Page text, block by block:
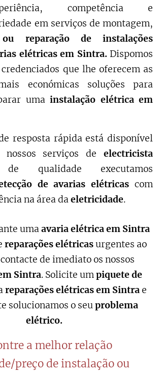
competência e
em serviços de montagem,
ou reparação de instalações
elétricas em Sintra. Dispomos
credenciados que lhe oferecem as
económicas soluções para
uma instalação elétrica em
resposta rápida está disponível
nossos serviços de electricista
qualidade executamos
de avarias elétricas com
na área daeletricidade.
umaavaria elétrica em Sintra
reparações elétricasurgentes ao
de imediato os nossos
Sintra. Solicite umpiquete de
reparações elétricas em Sintrae
solucionamos o seuproblema
elétrico.
a melhor relação
preço de instalação ou